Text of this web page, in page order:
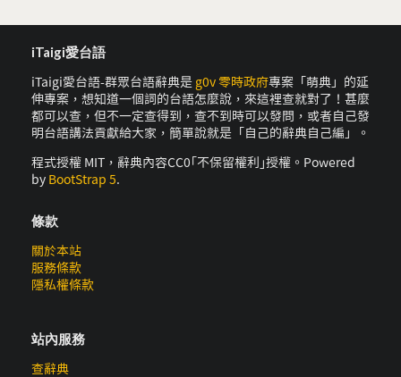
iTaigi愛台語
iTaigi愛台語-群眾台語辭典是 g0v 零時政府專案「萌典」的延
伸專案，想知道一個詞的台語怎麼說，來這裡查就對了！甚麼
都可以查，但不一定查得到，查不到時可以發問，或者自己發
明台語講法貢獻給大家，簡單說就是「自己的辭典自己編」。
程式授權 MIT，辭典內容CC0｢不保留權利｣授權。Powered
by BootStrap 5.
條款
關於本站
服務條款
隱私權條款
站內服務
查辭典